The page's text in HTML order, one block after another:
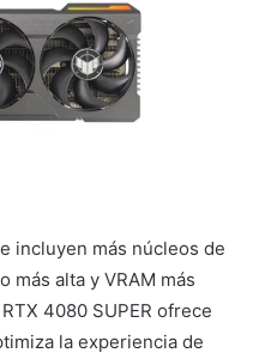
incluyen más núcleos de
más alta y VRAM más
4080 SUPER ofrece
la experiencia de